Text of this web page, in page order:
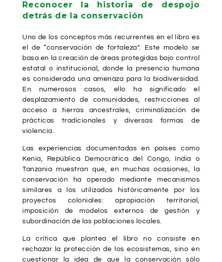
Reconocer la historia de despojo
detrás de la conservación
Uno de los conceptos más recurrentes en el libro es
el de “conservación de fortaleza”. Este modelo se
basa en la creación de áreas protegidas bajo control
estatal o institucional, donde la presencia humana
es considerada una amenaza para la biodiversidad.
En numerosos casos, ello ha significado el
desplazamiento de comunidades, restricciones al
acceso a tierras ancestrales, criminalización de
prácticas tradicionales y diversas formas de
violencia.
Las experiencias documentadas en países como
Kenia, República Democrática del Congo, India o
Tanzania muestran que, en muchas ocasiones, la
conservación ha operado mediante mecanismos
similares a los utilizados históricamente por los
proyectos coloniales: apropiación territorial,
imposición de modelos externos de gestión y
subordinación de las poblaciones locales.
La crítica que plantea el libro no consiste en
rechazar la protección de los ecosistemas, sino en
cuestionar la idea de que la conservación sólo